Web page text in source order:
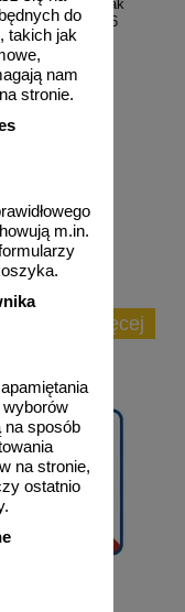
do
takich jak
nam
stronie.
m.in.
wyborów
na sposób
na stronie,
ostatnio
męska 1 - znak
- RA016
zobacz więcej